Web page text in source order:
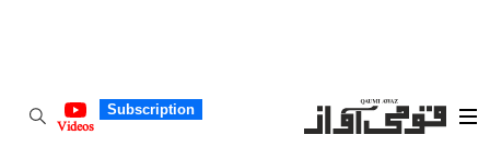
Subscription
Videos